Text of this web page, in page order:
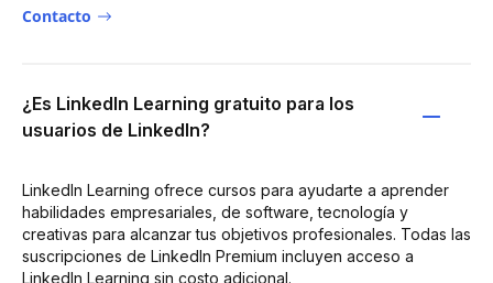
Contacto
¿Es LinkedIn Learning gratuito para los
usuarios de LinkedIn?
LinkedIn Learning ofrece cursos para ayudarte a aprender
habilidades empresariales, de software, tecnología y
creativas para alcanzar tus objetivos profesionales. Todas las
suscripciones de LinkedIn Premium incluyen acceso a
LinkedIn Learning sin costo adicional.